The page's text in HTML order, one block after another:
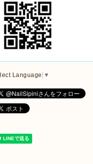
Language ▼